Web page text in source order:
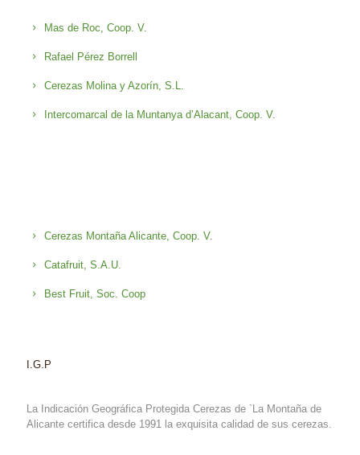
Mas de Roc, Coop. V.
Rafael Pérez Borrell
Cerezas Molina y Azorín, S.L.
Intercomarcal de la Muntanya d’Alacant, Coop. V.
Cerezas Montaña Alicante, Coop. V.
Catafruit, S.A.U.
Best Fruit, Soc. Coop
I.G.P
La Indicación Geográfica Protegida Cerezas de `La Montaña de
Alicante certifica desde 1991 la exquisita calidad de sus cerezas.